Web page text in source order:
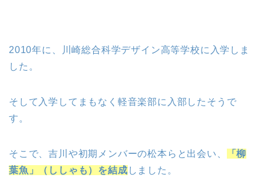
2010年に、川崎総合科学デザイン高等学校に入学しま
した。
そして入学してまもなく軽音楽部に入部したそうで
す。
そこで、吉川や初期メンバーの松本らと出会い、
「柳
葉魚」（ししゃも）を結成 しました。